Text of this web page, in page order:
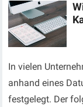
In vielen
anhand eines
festgelegt. Der